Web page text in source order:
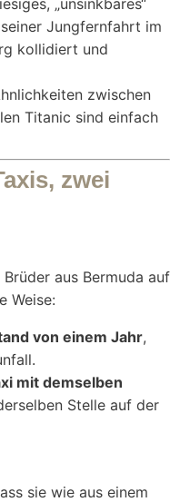
„unsinkbares“
Jungfernfahrt im
kollidiert und
zwischen
Titanic sind einfach
zwei
aus Bermuda auf
Weise:
von einem Jahr,
mit demselben
Stelle auf der
sie wie aus einem